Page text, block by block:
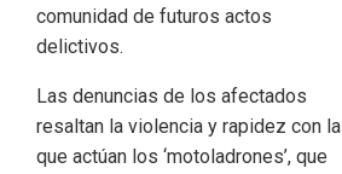
comunidad de futuros actos
delictivos.
Las denuncias de los afectados
resaltan la violencia y rapidez con la
que actúan los ‘motoladrones’, que